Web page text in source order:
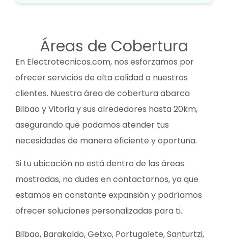
Áreas de Cobertura
En Electrotecnicos.com, nos esforzamos por
ofrecer servicios de alta calidad a nuestros
clientes. Nuestra área de cobertura abarca
Bilbao y Vitoria y sus alrededores hasta 20km,
asegurando que podamos atender tus
necesidades de manera eficiente y oportuna.
Si tu ubicación no está dentro de las áreas
mostradas, no dudes en contactarnos, ya que
estamos en constante expansión y podríamos
ofrecer soluciones personalizadas para ti.
Bilbao, Barakaldo, Getxo, Portugalete, Santurtzi,